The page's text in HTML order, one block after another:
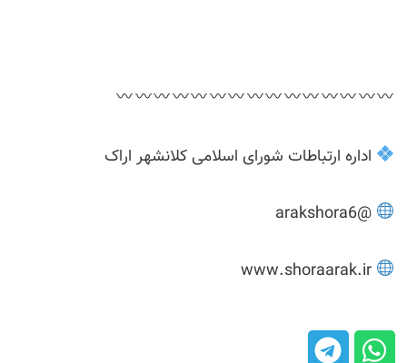
اداره ارتباطات شورای اسلامی کلانشهر اراک
@arakshora6
www.shoraarak.ir